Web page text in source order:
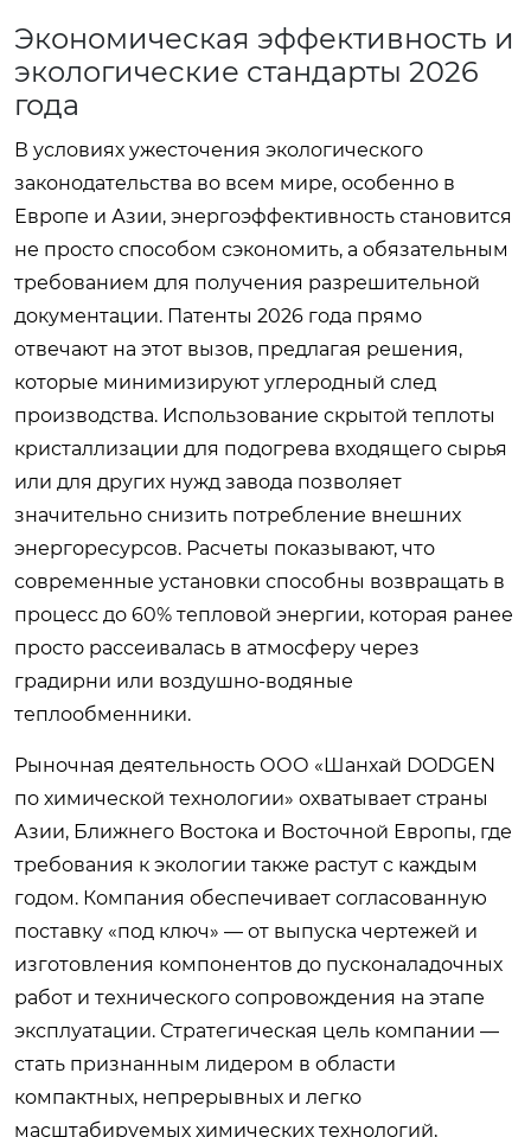
Экономическая эффективность и
экологические стандарты 2026
года
В условиях ужесточения экологического
законодательства во всем мире, особенно в
Европе и Азии, энергоэффективность становится
не просто способом сэкономить, а обязательным
требованием для получения разрешительной
документации. Патенты 2026 года прямо
отвечают на этот вызов, предлагая решения,
которые минимизируют углеродный след
производства. Использование скрытой теплоты
кристаллизации для подогрева входящего сырья
или для других нужд завода позволяет
значительно снизить потребление внешних
энергоресурсов. Расчеты показывают, что
современные установки способны возвращать в
процесс до 60% тепловой энергии, которая ранее
просто рассеивалась в атмосферу через
градирни или воздушно-водяные
теплообменники.
Рыночная деятельность ООО «Шанхай DODGEN
по химической технологии» охватывает страны
Азии, Ближнего Востока и Восточной Европы, где
требования к экологии также растут с каждым
годом. Компания обеспечивает согласованную
поставку «под ключ» — от выпуска чертежей и
изготовления компонентов до пусконаладочных
работ и технического сопровождения на этапе
эксплуатации. Стратегическая цель компании —
стать признанным лидером в области
компактных, непрерывных и легко
масштабируемых химических технологий,